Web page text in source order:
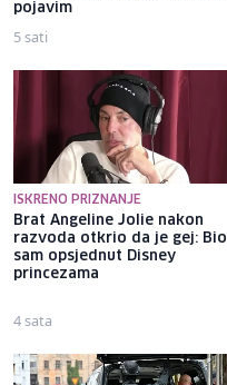
pojavim
5 sati
ISKRENO PRIZNANJE
Brat Angeline Jolie nakon
razvoda otkrio da je gej: Bio
sam opsjednut Disney
princezama
4 sata